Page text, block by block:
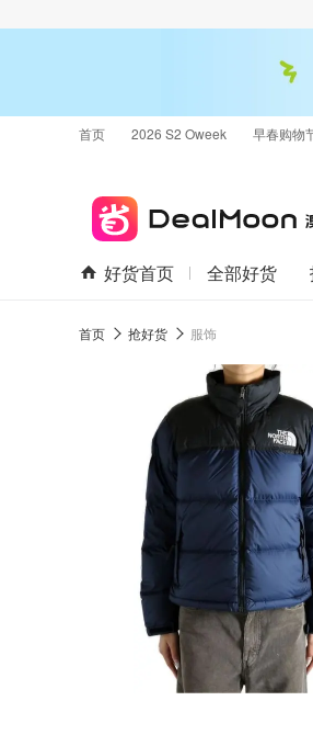
首页 2026 S2 Oweek 早春购物
好货首页 全部好货
首页 抢好货 服饰